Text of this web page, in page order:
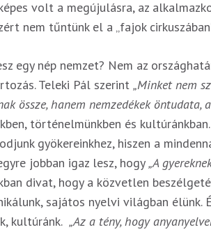
volt a megújulásra, az
nem tűntünk el a „fajok
egy nép nemzet? Nem az
Teleki Pál szerint „Minket nem
össze, hanem nemzedékek öntudata,
történelmünkben és
gyökereinkhez, hiszen a
jobban igaz lesz, hogy„A
divat, hogy a közvetlen
sajátos nyelvi világban
kultúránk. „Az a tény, hogy